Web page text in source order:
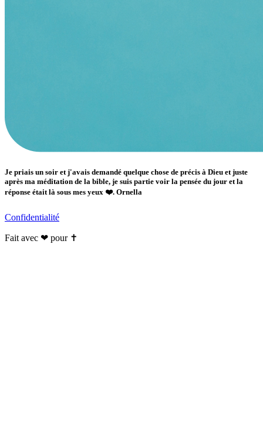
Je priais un soir et j'avais demandé quelque chose de précis à Dieu et juste
après ma méditation de la bible, je suis partie voir la pensée du jour et la
réponse était là sous mes yeux ❤️. Ornella
Confidentialité
Fait avec ❤ pour ✝️️